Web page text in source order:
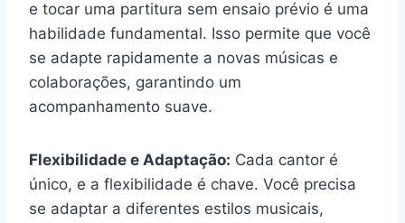
e tocar uma partitura sem ensaio prévio é uma
habilidade fundamental. Isso permite que você
se adapte rapidamente a novas músicas e
colaborações, garantindo um
acompanhamento suave.
Flexibilidade e Adaptação: Cada cantor é
único, e a flexibilidade é chave. Você precisa
se adaptar a diferentes estilos musicais,